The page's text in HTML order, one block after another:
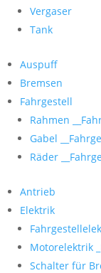
Vergaser
Tank
Auspuff
Bremsen
Fahrgestell
Rahmen
Gabel
Räder
Antrieb
Elektrik
Motorelektrik
Schalter für